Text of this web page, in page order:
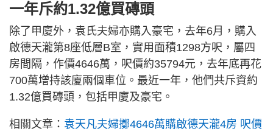
一年斥約1.32億買磚頭
除了甲廈外，袁氏夫婦亦購入豪宅，去年6月，購入
啟德天瀧第8座低層B室，實用面積1298方呎，屬四
房間隔，作價4646萬，呎價約35794元，去年底再花
700萬增持該廈兩個車位。最近一年，他們共斥資約
1.32億買磚頭，包括甲廈及豪宅。
相關文章： 袁天凡夫婦擲4646萬購啟德天瀧4房 呎價